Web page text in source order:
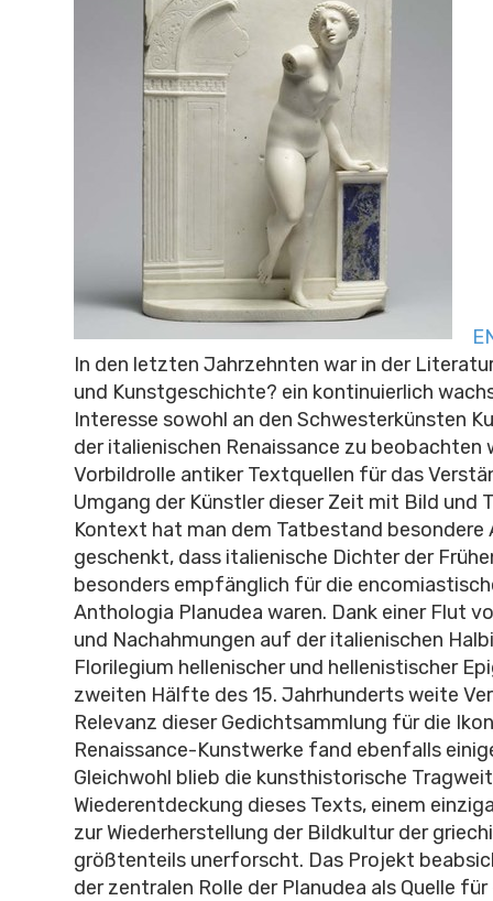
In den letzten Jahrzehnten war in der
und Kunstgeschichte? ein kontinuierlich
Interesse sowohl an den Schwesterkünsten
der italienischen Renaissance zu beobachten
Vorbildrolle antiker Textquellen für das
Umgang der Künstler dieser Zeit mit Bild und
Kontext hat man dem Tatbestand
geschenkt, dass italienische Dichter der
besonders empfänglich für die
Anthologia Planudea waren. Dank einer Flut
und Nachahmungen auf der italienischen
Florilegium hellenischer und hellenistischer
zweiten Hälfte des 15. Jahrhunderts weite
Relevanz dieser Gedichtsammlung für die
Renaissance-Kunstwerke fand ebenfalls
Gleichwohl blieb die kunsthistorische
Wiederentdeckung dieses Texts, einem
zur Wiederherstellung der Bildkultur der
größtenteils unerforscht. Das Projekt
der zentralen Rolle der Planudea als Quelle